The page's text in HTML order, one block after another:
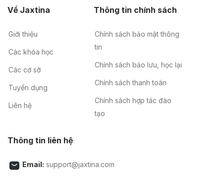
Về Jaxtina
Giới thiệu
Các khóa học
Các cơ sở
Tuyển dụng
Liên hệ
Thông tin chính sách
Chính sách bảo mật thông
tin
Chính sách bảo lưu, học lại
Chính sách thanh toán
Chính sách hợp tác đào
tạo
Thông tin liên hệ
Email: support@jaxtina.com